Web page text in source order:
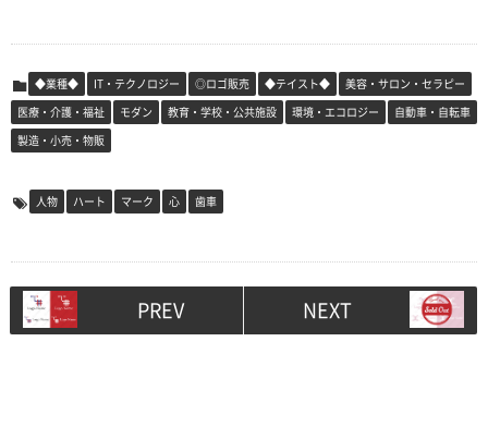
◆業種◆ IT・テクノロジー ◎ロゴ販売 ◆テイスト◆
美容・サロン・セラピー
医療・介護・福祉
モダン 教育・学校・公共施設 環境・エコロジー
自動車・自転車
製造・小売・物販
人物 ハート マーク 心 歯車
PREV NEXT